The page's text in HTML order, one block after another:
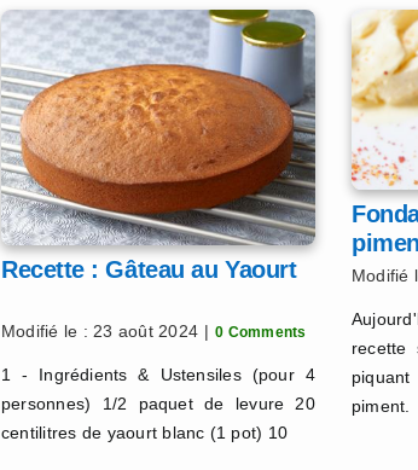
Recette : Gâteau au Yaourt
Modifié le : 23 août 2024 | 0 Comments
1 - Ingrédients & Ustensiles (pour 4
personnes) 1/2 paquet de levure 20
centilitres de yaourt blanc (1 pot) 10
Modifié
recette
piment.